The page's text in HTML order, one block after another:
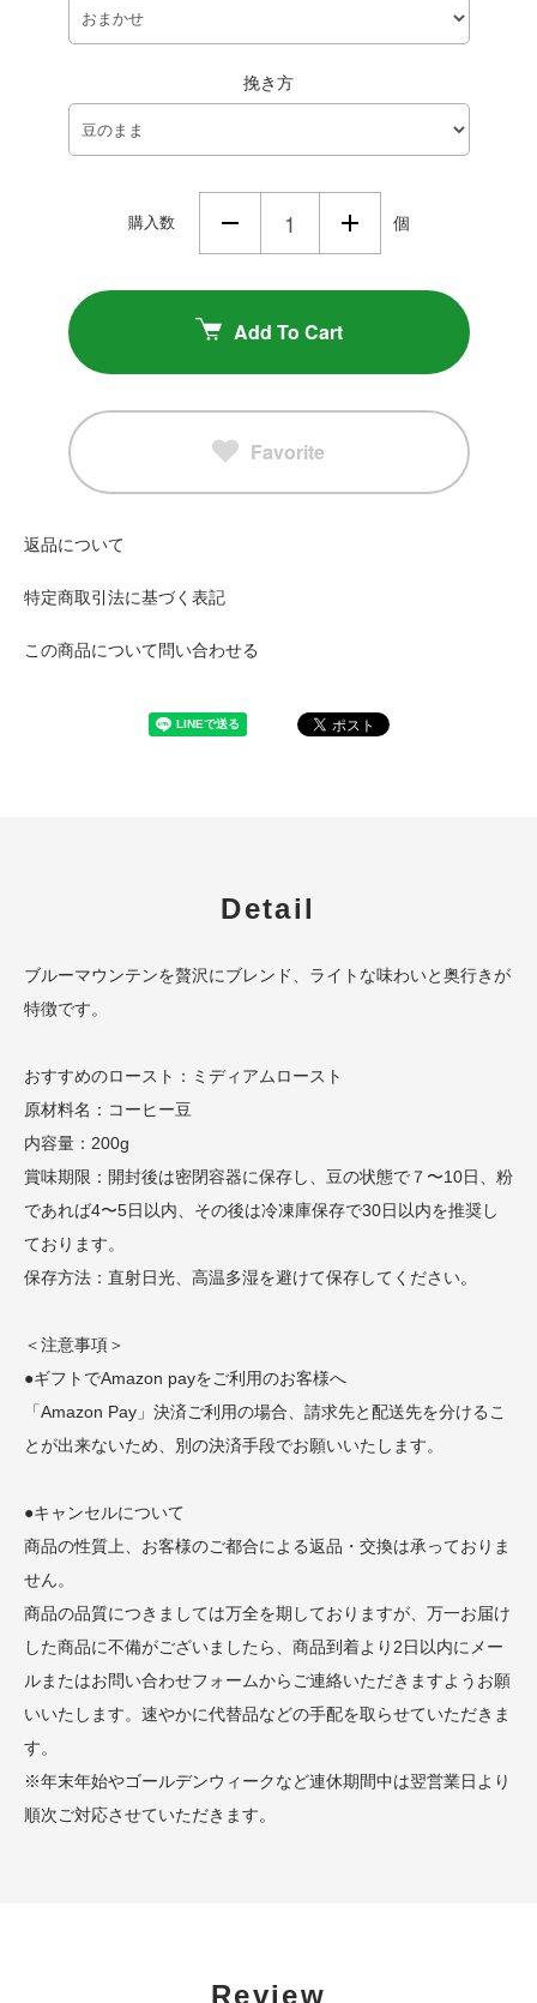
挽き方
購入数 個
Add To Cart
Favorite
返品について
特定商取引法に基づく表記
この商品について問い合わせる
Detail
ブルーマウンテンを贅沢にブレンド、ライトな味わいと奥行きが
特徴です。
おすすめのロースト：ミディアムロースト
原材料名：コーヒー豆
内容量：200g
賞味期限：開封後は密閉容器に保存し、豆の状態で７〜10日、粉
であれば4〜5日以内、その後は冷凍庫保存で30日以内を推奨し
ております。
保存方法：直射日光、高温多湿を避けて保存してください。
＜注意事項＞
●ギフトでAmazon payをご利用のお客様へ
「Amazon Pay」決済ご利用の場合、請求先と配送先を分けるこ
とが出来ないため、別の決済手段でお願いいたします。
●キャンセルについて
商品の性質上、お客様のご都合による返品・交換は承っておりま
せん。
商品の品質につきましては万全を期しておりますが、万一お届け
した商品に不備がございましたら、商品到着より2日以内にメー
ルまたはお問い合わせフォームからご連絡いただきますようお願
いいたします。速やかに代替品などの手配を取らせていただきま
す。
※年末年始やゴールデンウィークなど連休期間中は翌営業日より
順次ご対応させていただきます。
Review